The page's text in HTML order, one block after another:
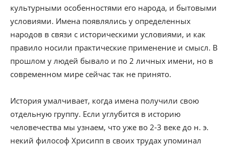
культурными особенностями его народа, и бытовыми
условиями. Имена появлялись у определенных
народов в связи с историческими условиями, и как
правило носили практические применение и смысл. В
прошлом у людей бывало и по 2 личных имени, но в
современном мире сейчас так не принято.
История умалчивает, когда имена получили свою
отдельную группу. Если углубится в историю
человечества мы узнаем, что уже во 2-3 веке до н. э.
некий философ Хрисипп в своих трудах упоминал